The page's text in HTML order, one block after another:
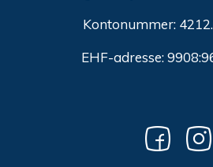
Kontonummer:
EHF-adresse: